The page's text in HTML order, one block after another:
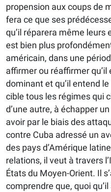
propension aux coups de
fera ce que ses
qu’il réparera même leurs
est bien plus
américain, dans une
affirmer ou réaffirmer qu’il
dominant et qu’il entend
cible tous les régimes qui
d’une autre, à échapper
avoir par le biais des
contre Cuba adressé un
des pays d’Amérique
relations, il veut à travers
États du Moyen-Orient. Il
comprendre que, quoi qu’il